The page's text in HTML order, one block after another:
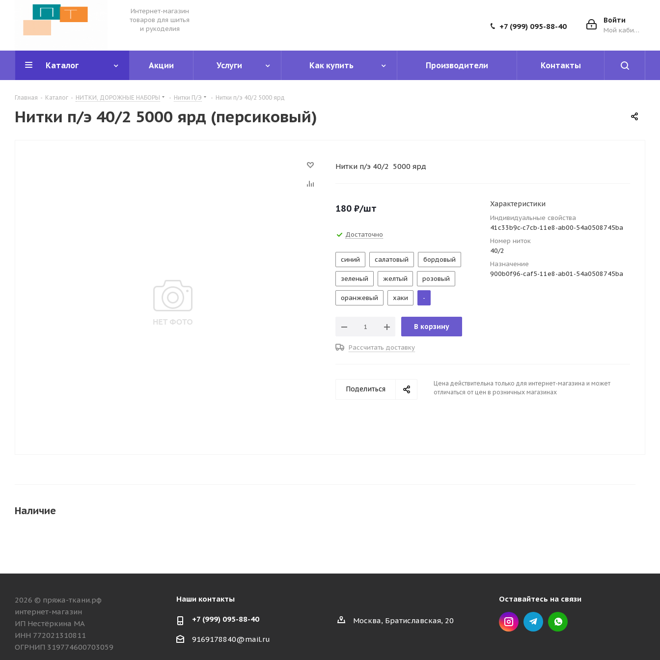
Интернет-магазин
товаров для шитья
и рукоделия
Войти
Мой кабинет
+7 (999) 095-88-40
Каталог Акции Услуги Как купить Производители Контакты
Главная - Каталог - НИТКИ, ДОРОЖНЫЕ НАБОРЫ - Нитки П/Э - Нитки п/э 40/2 5000 ярд
Нитки п/э 40/2 5000 ярд (персиковый)
Нитки п/э 40/2 5000 ярд
180 ₽/шт
Достаточно
синий салатовый бордовый
зеленый желтый розовый
оранжевый хаки -
В корзину
Рассчитать доставку
Характеристики
Индивидуальные свойства
41c33b9c-c7cb-11e8-ab00-54a0508745ba
Номер ниток
40/2
Назначение
900b0f96-caf5-11e8-ab01-54a0508745ba
Поделиться
Цена действительна только для интернет-магазина и может
отличаться от цен в розничных магазинах
Наличие
2026 © пряжа-ткани.рф
интернет-магазин
ИП Нестёркина МА
ИНН 772021310811
ОГРНИП 319774600703059
Наши контакты
+7 (999) 095-88-40
9169178840@mail.ru
Москва, Братиславская, 20
Оставайтесь на связи